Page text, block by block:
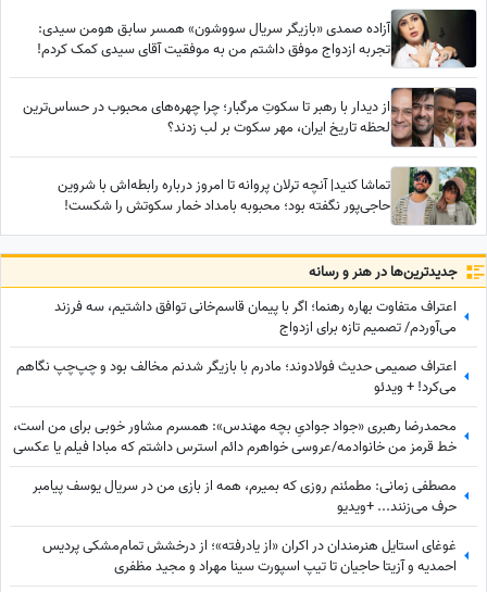
آزاده صمدی «بازیگر سریال سووشون» همسر سابق هومن سیدی:
تجربه ازدواج موفق داشتم من به موفقیت آقای سیدی کمک کردم!
از دیدار با رهبر تا سکوتِ مرگبار؛ چرا چهره‌های محبوب در حساس‌ترین
لحظه تاریخ ایران، مهر سکوت بر لب زدند؟
تماشا کنید| آنچه ترلان پروانه تا امروز درباره رابطه‌اش با شروین
حاجی‌پور نگفته بود؛ محبوبه بامداد خمار سکوتش را شکست!
جدید‌ترین‌ها در هنر و رسانه
اعتراف متفاوت بهاره رهنما؛ اگر با پیمان قاسم‌خانی توافق داشتیم، سه فرزند
می‌آوردم/ تصمیم تازه برای ازدواج
اعتراف صمیمی حدیث فولادوند؛ مادرم با بازیگر شدنم مخالف بود و چپ‌چپ نگاهم
می‌کرد! + ویدئو
محمدرضا رهبری «جواد جوادیِ بچه مهندس»: همسرم مشاور خوبی برای من است،
خط قرمز من خانوادمه/عروسی خواهرم دائم استرس داشتم که مبادا فیلم یا عکسی
از من گرفته شود و بعدا برای من دردسر ایجاد کند!
مصطفی زمانی: مطمئنم روزی که بمیرم، همه از بازی من در سریال یوسف پیامبر
حرف می‌زنند... +ویدیو
غوغای استایل هنرمندان در اکران «از یادرفته»؛ از درخشش تمام‌مشکی پردیس
احمدیه و آزیتا حاجیان تا تیپ اسپورت سینا مهراد و مجید مظفری